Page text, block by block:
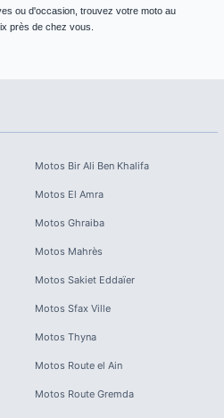
ou d'occasion, trouvez votre moto au
près de chez vous.
Motos Bir Ali Ben Khalifa
Motos El Amra
Motos Ghraiba
Motos Mahrès
Motos Sakiet Eddaïer
Motos Sfax Ville
Motos Thyna
Motos Route el Ain
Motos Route Gremda